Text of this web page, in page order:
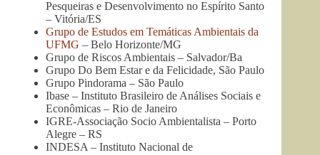
Pesqueiras e Desenvolvimento no Espírito Santo
– Vitória/ES
Grupo de Estudos em Temáticas Ambientais da
UFMG – Belo Horizonte/MG
Grupo de Riscos Ambientais – Salvador/Ba
Grupo Do Bem Estar e da Felicidade, São Paulo
Grupo Pindorama – São Paulo
Ibase – Instituto Brasileiro de Análises Sociais e
Econômicas – Rio de Janeiro
IGRE-Associação Socio Ambientalista – Porto
Alegre – RS
INDESA – Instituto Nacional de